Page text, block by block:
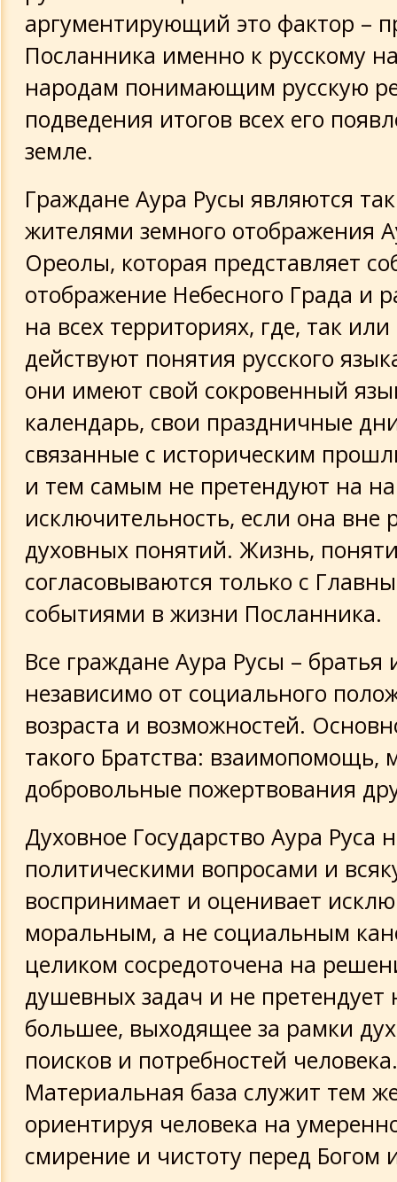
аргументирующий это фактор –
Посланника именно к русскому
народам понимающим русскую
подведения итогов всех его
земле.
Граждане Аура Русы являются
жителями земного отображения
Ореолы, которая представляет
отображение Небесного Града и
на всех территориях, где, так
действуют понятия русского
они имеют свой сокровенный
календарь, свои праздничные
связанные с историческим
и тем самым не претендуют на
исключительность, если она вне
духовных понятий. Жизнь,
согласовываются только с
событиями в жизни Посланника.
Все граждане Аура Русы – братья
независимо от социального
возраста и возможностей.
такого Братства: взаимопомощь,
добровольные пожертвования
Духовное Государство Аура Руса
политическими вопросами и
воспринимает и оценивает
моральным, а не социальным
целиком сосредоточена на
душевных задач и не претендует
большее, выходящее за рамки
поисков и потребностей человека.
Материальная база служит тем
ориентируя человека на
смирение и чистоту перед